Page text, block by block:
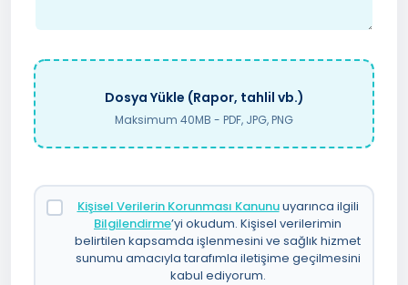
Dosya Yükle (Rapor, tahlil vb.)
Maksimum 40MB - PDF, JPG, PNG
Kişisel Verilerin Korunması Kanunuuyarınca ilgili
Bilgilendirme’yi okudum. Kişisel verilerimin
belirtilen kapsamda işlenmesini ve sağlık hizmet
sunumu amacıyla tarafımla iletişime geçilmesini
kabul ediyorum.